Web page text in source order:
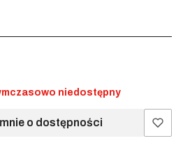
niedostępny
o dostępności